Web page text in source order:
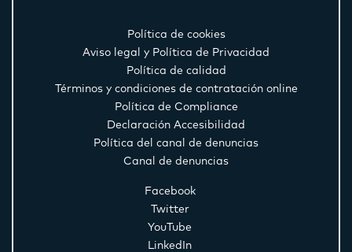
Política de cookies
Aviso legal y Política de Privacidad
Política de calidad
Términos y condiciones de contratación online
Política de Compliance
Declaración Accesibilidad
Política del canal de denuncias
Canal de denuncias
Facebook
Twitter
YouTube
LinkedIn